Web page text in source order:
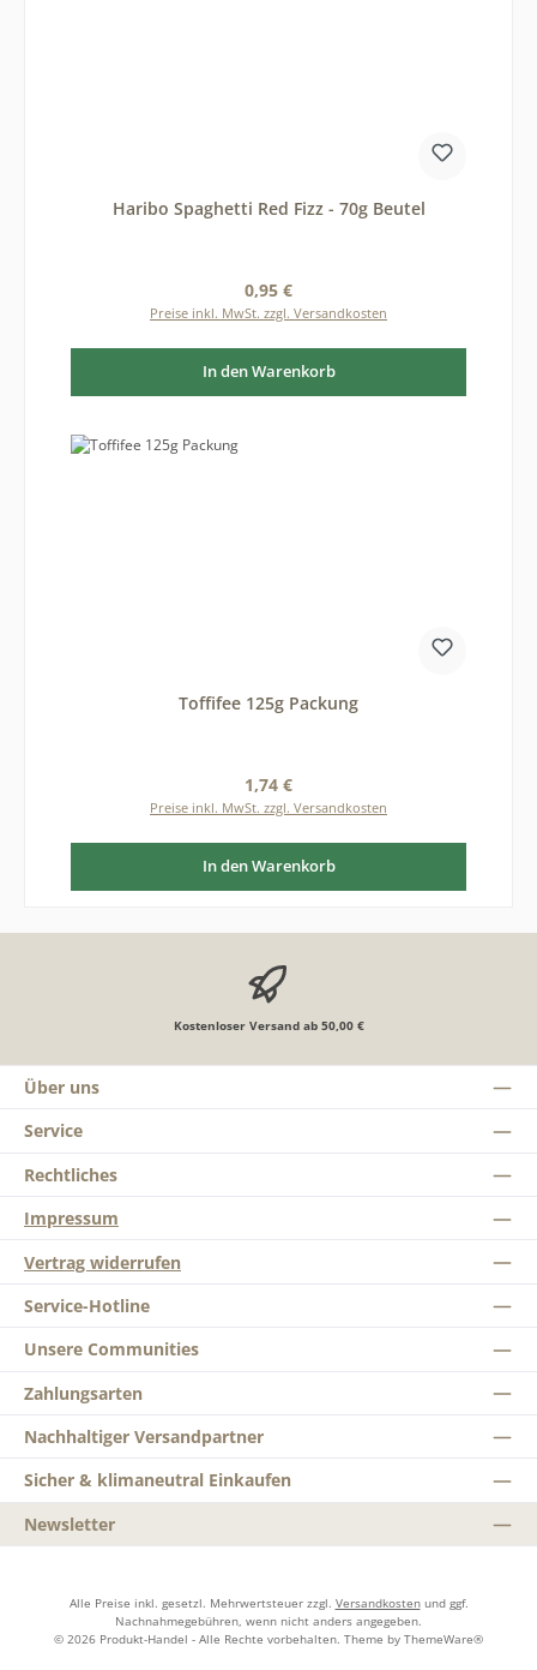
Haribo Spaghetti Red Fizz - 70g Beutel
Regulärer Preis:
0,95 €
Preise inkl. MwSt. zzgl. Versandkosten
In den Warenkorb
Toffifee 125g Packung
Regulärer Preis:
1,74 €
Preise inkl. MwSt. zzgl. Versandkosten
In den Warenkorb
Kostenloser Versand ab 50,00 €
Über uns
Service
Rechtliches
Impressum
Vertrag widerrufen
Service-Hotline
Unsere Communities
Zahlungsarten
Sicher & klimaneutral Einkaufen
Nachhaltiger Versandpartner
Newsletter
Alle Preise inkl. gesetzl. Mehrwertsteuer zzgl. Versandkostenund ggf.
Nachnahmegebühren, wenn nicht anders angegeben.
© 2026 Produkt-Handel - Alle Rechte vorbehalten. Theme by ThemeWare®